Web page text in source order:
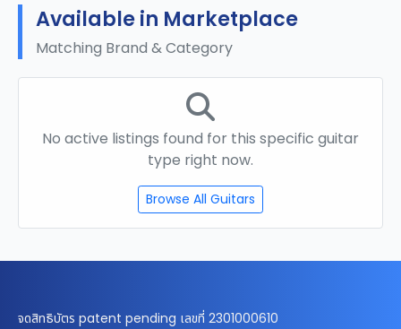
Available in Marketplace
Matching Brand & Category
No active listings found for this specific guitar
type right now.
Browse All Guitars
จดสิทธิบัตร patent pending เลขที่ 2301000610